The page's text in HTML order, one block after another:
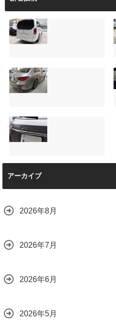
サンルーフ付きベ
ンツVクラス
（V220d）にフリ
店で断られた悩み
をプロの技術で解
決
2026.08.04
【施工事例】メル
セデス・ベンツ
C220d｜3層セラ
ート」と弱点克服
のプロテクション
京都世田谷区）
マセラティ グレカ
ーレ トロフェオ
2026.07.22
アーカイブ
2026年8月
2026年7月
2026年6月
2026年5月